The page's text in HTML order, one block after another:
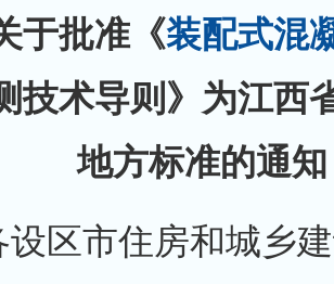
批准《装配式混
技术导则》为江西
地方标准的通知
市住房和城乡建